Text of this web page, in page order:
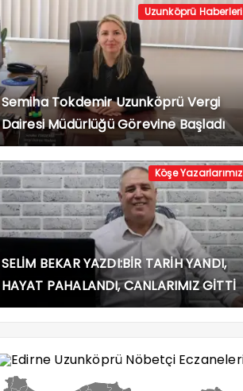
Uzunköprü Haberleri
Semiha Tokdemir Uzunköprü Vergi
Dairesi Müdürlüğü Görevine Başladı
Köşe Yazarlarımız
SELİM BEKAR YAZDI:BİR TARİH YANDI,
HAYAT PAHALANDI, CANLARIMIZ GİTTİ